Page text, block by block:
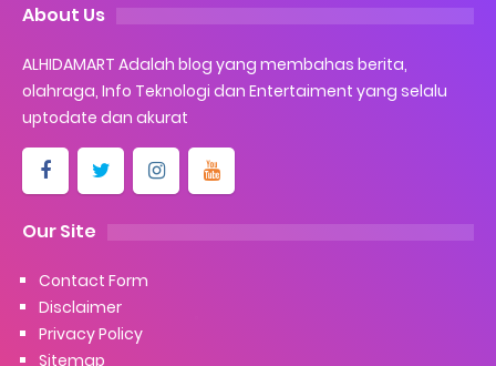
About Us
ALHIDAMART Adalah blog yang membahas berita,
olahraga, Info Teknologi dan Entertaiment yang selalu
uptodate dan akurat
Our Site
Contact Form
Disclaimer
Privacy Policy
Sitemap